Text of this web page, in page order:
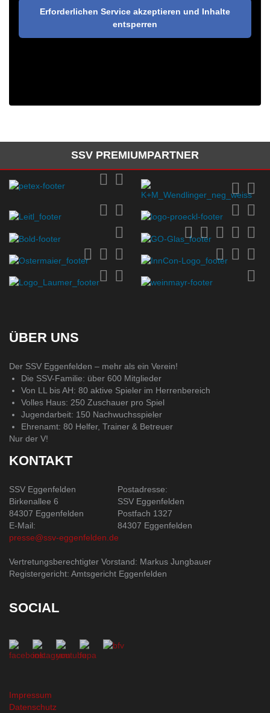
Erforderlichen Service akzeptieren und Inhalte
entsperren
SSV PREMIUMPARTNER
ÜBER UNS
Der SSV Eggenfelden – mehr als ein Verein!
Die SSV-Familie: über 600 Mitglieder
Von LL bis AH: 80 aktive Spieler im Herrenbereich
Volles Haus: 250 Zuschauer pro Spiel
Jugendarbeit: 150 Nachwuchsspieler
Ehrenamt: 80 Helfer, Trainer & Betreuer
Nur der V!
KONTAKT
SSV Eggenfelden
Birkenallee 6
84307 Eggenfelden
E-Mail:
presse@ssv-eggenfelden.de
Postadresse:
SSV Eggenfelden
Postfach 1327
84307 Eggenfelden
Vertretungsberechtigter Vorstand: Markus Jungbauer
Registergericht: Amtsgericht Eggenfelden
SOCIAL
Impressum
Datenschutz